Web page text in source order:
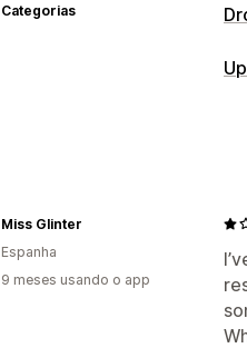
Categorias
Miss Glinter
Espanha
9 meses usando o app